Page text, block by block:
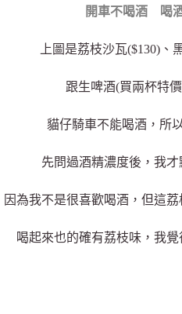
開車不喝酒 喝
上圖是荔枝沙瓦($130)、
跟生啤酒(買兩杯特價
貓仔騎車不能喝酒，所
先問過酒精濃度後，我才
因為我不是很喜歡喝酒，但這
喝起來也的確有荔枝味，我